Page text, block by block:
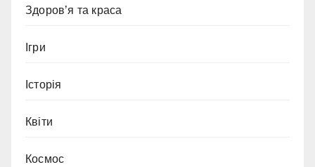
Здоров’я та краса
Ігри
Історія
Квіти
Космос